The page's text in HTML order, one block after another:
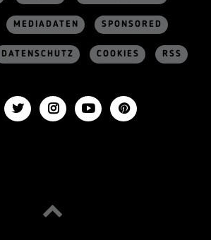
MEDIADATEN SPONSORED
DATENSCHUTZ COOKIES RSS